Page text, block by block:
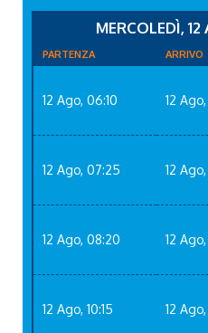
MERCOLEDÌ,
PARTENZA ARRIVO
12 Ago, 06:10 12
12 Ago, 07:25 12
12 Ago, 08:20 12
12 Ago, 10:15 12